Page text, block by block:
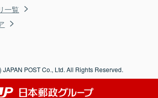
一覧
JAPAN POST Co., Ltd. All Rights Reserved.